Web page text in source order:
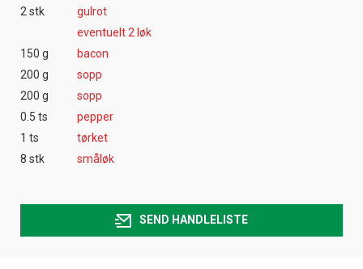
2 stk
gulrot
eventuelt 2 løk
150 g
bacon
200 g
sopp
200 g
sopp
0.5 ts
pepper
1 ts
tørket
8 stk
småløk
SEND HANDLELISTE